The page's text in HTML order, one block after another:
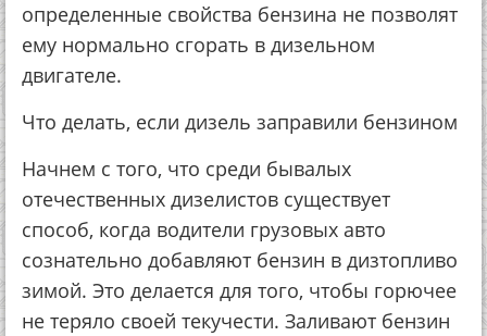
определенные свойства бензина не позволят
ему нормально сгорать в дизельном
двигателе.
Что делать, если дизель заправили бензином
Начнем с того, что среди бывалых
отечественных дизелистов существует
способ, когда водители грузовых авто
сознательно добавляют бензин в дизтопливо
зимой. Это делается для того, чтобы горючее
не теряло своей текучести. Заливают бензин